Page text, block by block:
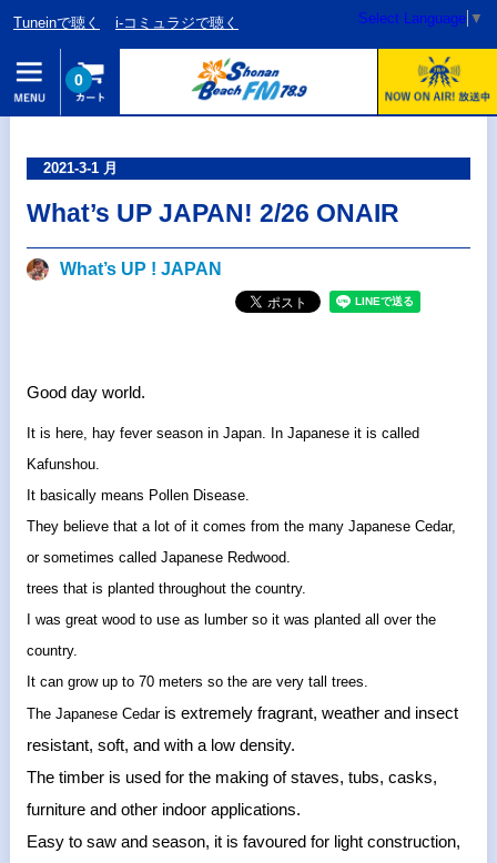
Tuneinで聴く i-コミュラジで聴く Select Language ▼
0
2021-3-1 月
What’s UP JAPAN! 2/26 ONAIR
What’s UP ! JAPAN
Good day world.
It is here, hay fever season in Japan. In Japanese it is called
Kafunshou.
It basically means Pollen Disease.
They believe that a lot of it comes from the many Japanese Cedar,
or sometimes called Japanese Redwood.
trees that is planted throughout the country.
I was great wood to use as lumber so it was planted all over the
country.
It can grow up to 70 meters so the are very tall trees.
The Japanese Cedar is extremely fragrant, weather and insect
resistant, soft, and with a low density.
The timber is used for the making of staves, tubs, casks,
furniture and other indoor applications.
Easy to saw and season, it is favoured for light construction,